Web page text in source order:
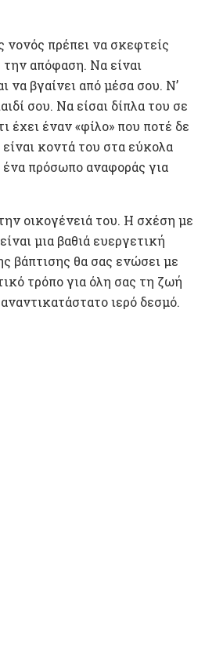
πρέπει να σκεφτείς
απόφαση. Να είναι
να βγαίνει από μέσα σου. Ν’
σου. Να είσαι δίπλα του σε
έχει έναν «φίλο» που ποτέ δε
κοντά του στα εύκολα
ένα πρόσωπο αναφοράς για
οικογένειά του. Η σχέση με
μια βαθιά ευεργετική
βάπτισης θα σας ενώσει με
τρόπο για όλη σας τη ζωή
ιερό δεσμό.